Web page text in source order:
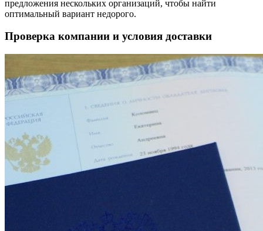
предложения нескольких организаций, чтобы найти
оптимальный вариант недорого.
Проверка компании и условия доставки